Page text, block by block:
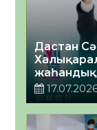
Дастан